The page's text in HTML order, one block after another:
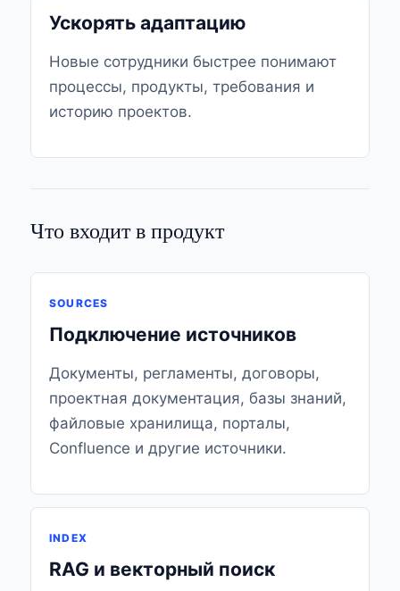
Ускорять адаптацию
Новые сотрудники быстрее понимают
процессы, продукты, требования и
историю проектов.
Что входит в продукт
SOURCES
Подключение источников
Документы, регламенты, договоры,
проектная документация, базы знаний,
файловые хранилища, порталы,
Confluence и другие источники.
INDEX
RAG и векторный поиск